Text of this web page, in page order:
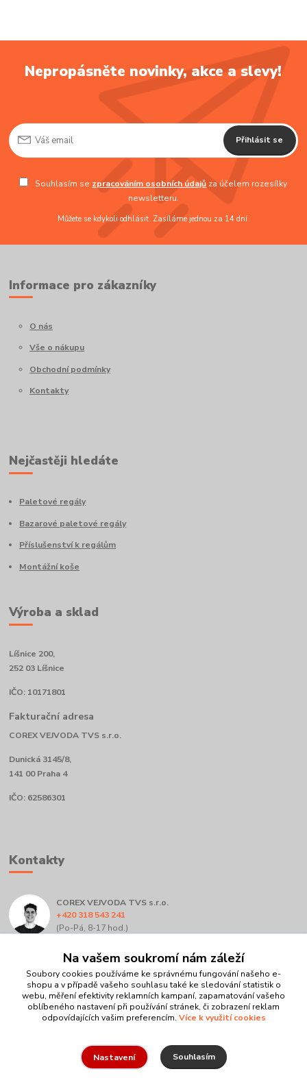
Nepropásněte novinky, akce a slevy!
Přihlásit se
Souhlasím se zpracováním osobních údajů za účelem rozesílky
newsletteru.
Můžete se kdykoli odhlásit. Zasíláme jednou za 14 dní.
Informace pro zákazníky
O nás
Vše o nákupu
Obchodní podmínky
Kontakty
Nejčastěji hledáte
Paletové regály
Bazarové paletové regály
Příslušenství k regálům
Montážní koše
Výroba a sklad
Líšnice 200,
252 03 Líšnice
IČO: 10171801
Fakturační adresa
COREX VEJVODA TVS s.r.o.
Dunická 3145/8,
141 00 Praha 4
IČO: 62586301
Kontakty
COREX VEJVODA TVS s.r.o.
+420 318 543 241
(Po-Pá, 8-17 hod.)
info@corex.cz
COREX VEJVODA TVS, s.r.o. © 2025
Na vašem soukromí nám záleží
Soubory cookies používáme ke správnému fungování našeho e-
shopu a v případě vašeho souhlasu také ke sledování statistik o
webu, měření efektivity reklamních kampaní, zapamatování vašeho
oblíbeného nastavení při používání stránek, či zobrazení reklam
odpovídajících vašim preferencím. Více k využití cookies
Nastavení Souhlasím